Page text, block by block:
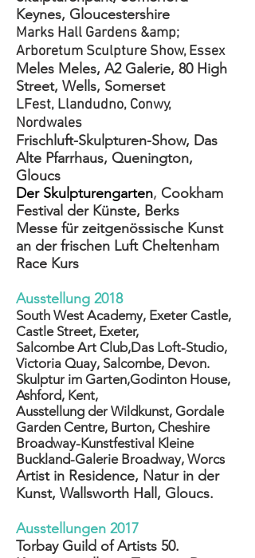
Keynes, Gloucestershire
Marks Hall Gardens &amp;
Arboretum Sculpture Show, Essex
Meles Meles, A2 Galerie, 80 High
Street, Wells, Somerset
LFest, Llandudno, Conwy,
Nordwales
Frischluft-Skulpturen-Show, Das
Alte Pfarrhaus, Quenington,
Gloucs
Der Skulpturengarten, Cookham
Festival der Künste, Berks
Messe für zeitgenössische Kunst
an der frischen Luft Cheltenham
Race Kurs
Ausstellung 2018
South West Academy, Exeter Castle,
Castle Street, Exeter,
Salcombe Art Club,Das Loft-Studio,
Victoria Quay, Salcombe, Devon.
Skulptur im Garten,Godinton House,
Ashford, Kent,
Ausstellung der Wildkunst, Gordale
Garden Centre, Burton, Cheshire
Broadway-Kunstfestival Kleine
Buckland-Galerie Broadway, Worcs
Artist in Residence, Natur in der
Kunst, Wallsworth Hall, Gloucs.
Ausstellungen 2017
Torbay Guild of Artists 50.